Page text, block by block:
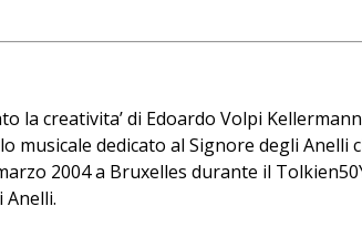
creativita’ di Edoardo Volpi
musicale dedicato al Signore degli
2004 a Bruxelles durante il